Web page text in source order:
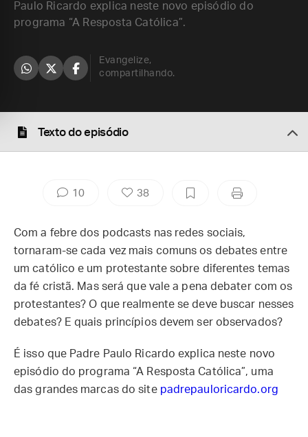
Paulo Ricardo explica neste novo episódio do
programa “A Resposta Católica”.
Evangelize,
compartilhando.
Texto do episódio
10 38
Com a febre dos podcasts nas redes sociais,
tornaram-se cada vez mais comuns os debates entre
um católico e um protestante sobre diferentes temas
da fé cristã. Mas será que vale a pena debater com os
protestantes? O que realmente se deve buscar nesses
debates? E quais princípios devem ser observados?
É isso que Padre Paulo Ricardo explica neste novo
episódio do programa “A Resposta Católica”, uma
das grandes marcas do site padrepauloricardo.org